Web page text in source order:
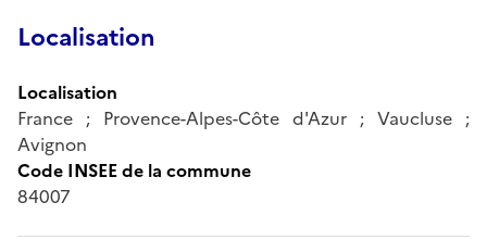
Localisation
Localisation
France ; Provence-Alpes-Côte d'Azur ; Vaucluse ;
Avignon
Code INSEE de la commune
84007